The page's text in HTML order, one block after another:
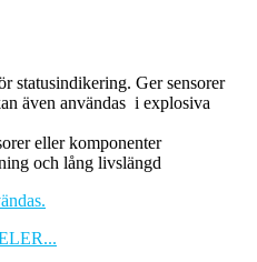
statusindikering. Ger sensorer
även användas i explosiva
eller komponenter
och lång livslängd